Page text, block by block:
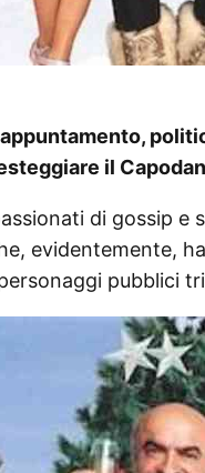
il
di gossip e
evidentemente,
pubblici